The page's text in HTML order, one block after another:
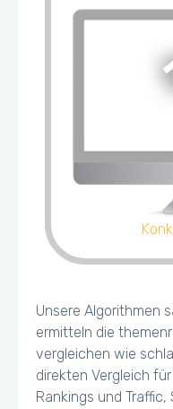
Unsere Algorithmen
ermitteln die
vergleichen wie
direkten Vergleich
Rankings und